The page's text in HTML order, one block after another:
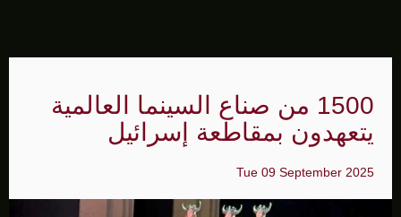
1500 من صناع السينما العالمية
يتعهدون بمقاطعة إسرائيل
Tue 09 September 2025